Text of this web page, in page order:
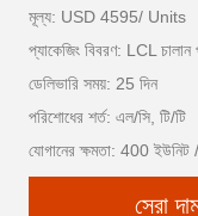
মূল্য: USD 4595/ Units
প্যাকেজিং বিবরণ: LCL
ডেলিভারি সময়: 25 দিন
পরিশোধের শর্ত: এল/সি, টি/টি
যোগানের ক্ষমতা: 400 ইউনিট
সেরা